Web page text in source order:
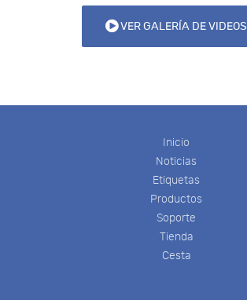
VER GALERÍA DE VIDEOS
Inicio
Noticias
Etiquetas
Productos
Soporte
Tienda
Cesta